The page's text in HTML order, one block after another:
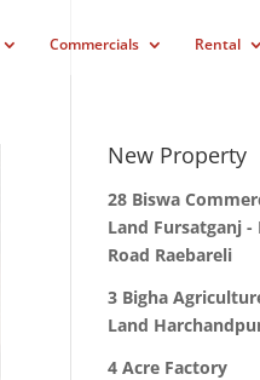
Commercials Rental
New Property
28 Biswa
Land Fursatganj -
Road Raebareli
3 Bigha
Land
4 Acre Factory